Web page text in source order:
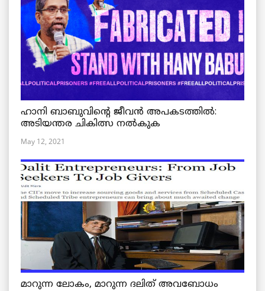
ഹാനി ബാബുവിന്റെ ജീവൻ അപകടത്തിൽ:
അടിയന്തര ചികിത്സ നൽകുക
May 12, 2021
മാറുന്ന ലോകം, മാറുന്ന ദലിത് അവബോധം